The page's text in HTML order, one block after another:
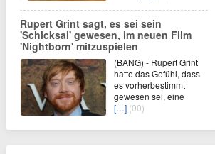
Rupert Grint sagt, es sei sein
'Schicksal' gewesen, im neuen Film
'Nightborn' mitzuspielen
(BANG) - Rupert Grint
hatte das Gefühl, dass
es vorherbestimmt
gewesen sei, eine
[…] (00)